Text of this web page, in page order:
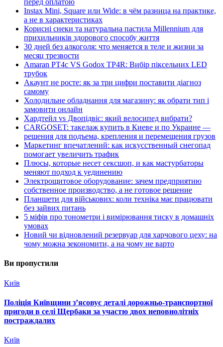
перед оплатою
Instax Mini, Square или Wide: в чём разница на практике,
а не в характеристиках
Корисні снеки та натуральна пастила Millennium для
прихильників здорового способу життя
30 дней без алкоголя: что меняется в теле и жизни за
месяц трезвости
Amaran PT4c VS Godox TP4R: Вибір піксельних LED
трубок
Акаунт не росте: як за три цифри поставити діагноз
самому
Холодильне обладнання для магазину: як обрати тип і
замовити онлайн
Хардтейл vs Двопідвіс: який велосипед вибрати?
CARGOSET: такелаж купить в Киеве и по Украине —
решения для подъема, крепления и перемещения грузов
Маркетинг впечатлений: как искусственный снегопад
помогает увеличить трафик
Плюсы, которые несет сексшоп, и как мастурбаторы
меняют подход к уединению
Электрощитовое оборудование: зачем предприятию
собственное производство, а не готовое решение
Планшети для військових: коли техніка має працювати
без зайвих питань
5 міфів про тонометри і вимірювання тиску в домашніх
умовах
Новий чи відновлений резервуар для харчового цеху: на
чому можна зекономити, а на чому не варто
Ви пропустили
Київ
Поліція Київщини з’ясовує деталі дорожньо-транспортної
пригоди в селі Щербаки за участю двох неповнолітніх
постраждалих
Київ